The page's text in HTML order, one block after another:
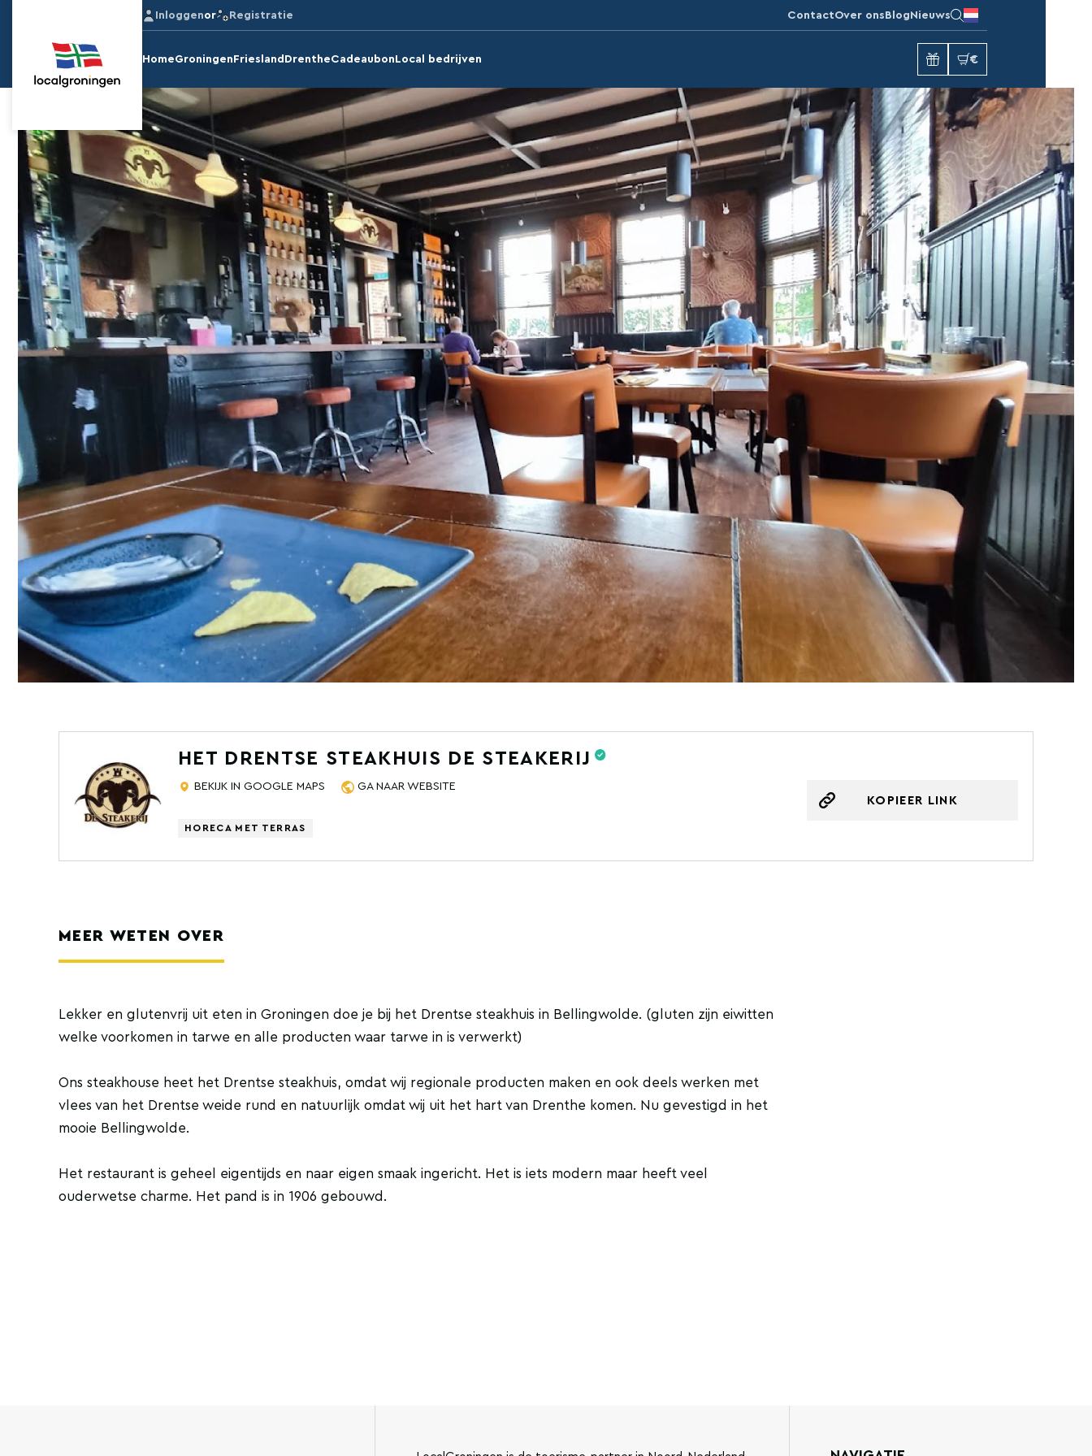
Inloggenor Registratie ContactOver ons Blog Nieuws
HomeGroningen Friesland DrentheCadeaubon Local bedrijven €
HET DRENTSE STEAKHUIS DE STEAKERIJ
BEKIJK IN GOOGLE MAPS GA NAAR WEBSITE
HORECA MET TERRAS
KOPIEER LINK
MEER WETEN OVER
Lekker en glutenvrij uit eten in Groningen doe je bij het Drentse steakhuis in Bellingwolde. (gluten zijn eiwitten
welke voorkomen in tarwe en alle producten waar tarwe in is verwerkt)
Ons steakhouse heet het Drentse steakhuis, omdat wij regionale producten maken en ook deels werken met
vlees van het Drentse weide rund en natuurlijk omdat wij uit het hart van Drenthe komen. Nu gevestigd in het
mooie Bellingwolde.
Het restaurant is geheel eigentijds en naar eigen smaak ingericht. Het is iets modern maar heeft veel
ouderwetse charme. Het pand is in 1906 gebouwd.